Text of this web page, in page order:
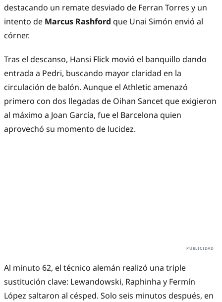
destacando un remate desviado de Ferran Torres y un
intento de Marcus Rashford que Unai Simón envió al
córner.
Tras el descanso, Hansi Flick movió el banquillo dando
entrada a Pedri, buscando mayor claridad en la
circulación de balón. Aunque el Athletic amenazó
primero con dos llegadas de Oihan Sancet que exigieron
al máximo a Joan García, fue el Barcelona quien
aprovechó su momento de lucidez.
Al minuto 62, el técnico alemán realizó una triple
sustitución clave: Lewandowski, Raphinha y Fermín
López saltaron al césped. Solo seis minutos después, en